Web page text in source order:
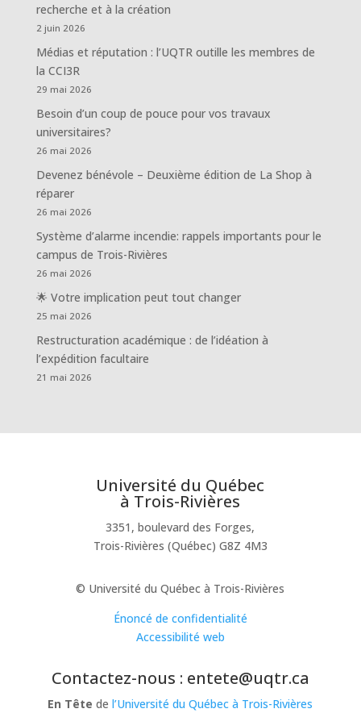
recherche et à la création
2 juin 2026
Médias et réputation : l’UQTR outille les membres de
la CCI3R
29 mai 2026
Besoin d’un coup de pouce pour vos travaux
universitaires?
26 mai 2026
Devenez bénévole – Deuxième édition de La Shop à
réparer
26 mai 2026
Système d’alarme incendie: rappels importants pour le
campus de Trois-Rivières
26 mai 2026
🌟 Votre implication peut tout changer
25 mai 2026
Restructuration académique : de l’idéation à
l’expédition facultaire
21 mai 2026
Université du Québec
à Trois-Rivières
3351, boulevard des Forges,
Trois-Rivières (Québec) G8Z 4M3
© Université du Québec à Trois-Rivières
Énoncé de confidentialité
Accessibilité web
Contactez-nous : entete@uqtr.ca
En Tête del’Université du Québec à Trois-Rivières